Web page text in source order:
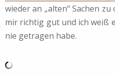
wieder an „alten“ Sachen
mir richtig gut und ich weiß
nie getragen habe.